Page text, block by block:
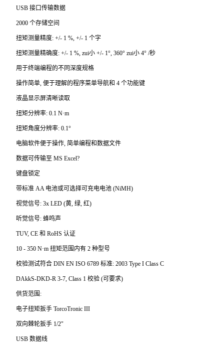
USB接口传输数据
2000个存储空间
扭矩测量精度: +/- 1 %, +/- 1 个字
扭矩测量精确度: +/- 1 %, zui小 +/- 1°, 360° zui小 4° /秒
用于终端编程的不同深度规格
操作简单, 便于理解的程序菜单导航和 4 个功能键
液晶显示屏清晰读取
扭矩分辨率: 0.1 N·m
扭矩角度分辨率: 0.1°
电脑软件便于操作, 简单编程和数据文件
数据可传输至 MS Excel?
键盘锁定
带标准 AA 电池或可选择可充电电池 (NiMH)
视觉信号: 3x LED (黄, 绿, 红)
听觉信号: 蜂鸣声
TUV, CE和 RoHS 认证
10 - 350 N·m 扭矩范围内有 2 种型号
校验测试符合 DIN EN ISO 6789 标准: 2003 Type I Class C
DAkkS-DKD-R 3-7, Class 1校验 (可要求)
供货范围:
电子扭矩扳手 TorcoTronic III
双向棘轮扳手 1/2"
USB数据线